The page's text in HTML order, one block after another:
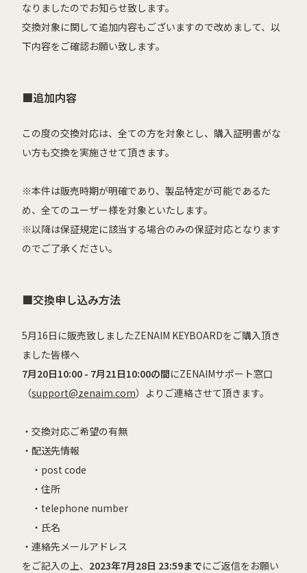
なりましたのでお知らせ致します。
交換対象に関して追加内容もございますので改めまして、以
下内容をご確認お願い致します。
■追加内容
この度の交換対応は、全ての方を対象とし、購入証明書がな
い方も交換を実施させて頂きます。
※本件は販売時期が明確であり、製品特定が可能であるた
め、全てのユーザー様を対象といたします。
※以降は保証規定に該当する場合のみの保証対応となります
のでご了承ください。
■交換申し込み方法
5月16日に販売致しましたZENAIM KEYBOARDをご購入頂き
ました皆様へ
7月20日10:00 - 7月21日10:00の間にZENAIMサポート窓口
（support@zenaim.com）よりご連絡させて頂きます。
・ 交換対応ご希望の有無
・ 配送先情報
・ post code
・ 住所
・ telephone number
・ 氏名
・連絡先メールアドレス
をご記入の上、 2023年7月28日 23:59までにご返信をお願い